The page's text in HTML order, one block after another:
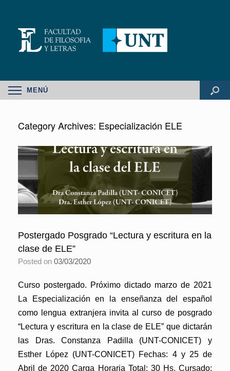
MENÚ
Category Archives: Especialización ELE
Postergado Posgrado “Lectura y escritura en la
clase de ELE”
Posted on 03/03/2020
Curso postergado. Próximo dictado marzo de 2021
La Especialización en la enseñanza del español
como lengua extranjera invita al curso de posgrado
“Lectura y escritura en la clase de ELE” que dictarán
las Dras. Constanza Padilla (UNT-CONICET) y
Esther López (UNT-CONICET) Fechas: 4 y 25 de
Abril de 2020 Carga Horaria Total: 30 Hs. Cursado: